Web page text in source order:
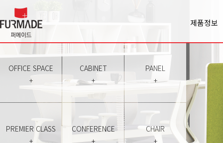
제품정보
Office
Panel
Chair
Sofa
Etc
OFFICE SPACE
+
CABINET
+
PANEL
+
PREMIER CLASS
+
CONFERENCE
+
CHAIR
+